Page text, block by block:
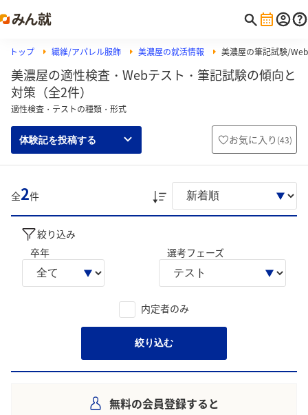
トップ 繊維/アパレル服飾 美濃屋の就活情報 美濃屋の筆記試験/
美濃屋の適性検査・Webテスト・筆記試験の傾向と
対策（全2件）
適性検査・テストの種類・形式
体験記を投稿する お気に入り (43)
全2件
絞り込み
卒年
選考フェーズ
内定者のみ
絞り込む
無料の会員登録すると